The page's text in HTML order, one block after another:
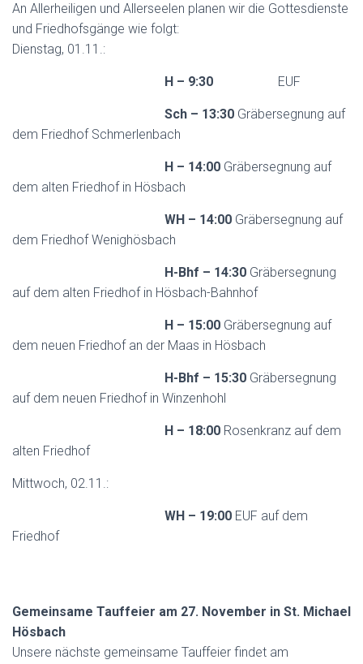
An Allerheiligen und Allerseelen planen wir die Gottesdienste
und Friedhofsgänge wie folgt:
Dienstag, 01.11.:
H – 9:30 EUF
Sch – 13:30 Gräbersegnung auf
dem Friedhof Schmerlenbach
H – 14:00 Gräbersegnung auf
dem alten Friedhof in Hösbach
WH – 14:00 Gräbersegnung auf
dem Friedhof Wenighösbach
H-Bhf – 14:30 Gräbersegnung
auf dem alten Friedhof in Hösbach-Bahnhof
H – 15:00 Gräbersegnung auf
dem neuen Friedhof an der Maas in Hösbach
H-Bhf – 15:30 Gräbersegnung
auf dem neuen Friedhof in Winzenhohl
H – 18:00 Rosenkranz auf dem
alten Friedhof
Mittwoch, 02.11.:
WH – 19:00 EUF auf dem
Friedhof
Gemeinsame Tauffeier am 27. November in St. Michael
Hösbach
Unsere nächste gemeinsame Tauffeier findet am